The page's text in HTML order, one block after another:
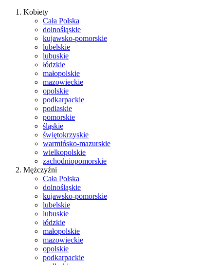
Kobiety
Cała Polska
dolnośląskie
kujawsko-pomorskie
lubelskie
lubuskie
łódzkie
małopolskie
mazowieckie
opolskie
podkarpackie
podlaskie
pomorskie
śląskie
świętokrzyskie
warmińsko-mazurskie
wielkopolskie
zachodniopomorskie
Mężczyźni
Cała Polska
dolnośląskie
kujawsko-pomorskie
lubelskie
lubuskie
łódzkie
małopolskie
mazowieckie
opolskie
podkarpackie